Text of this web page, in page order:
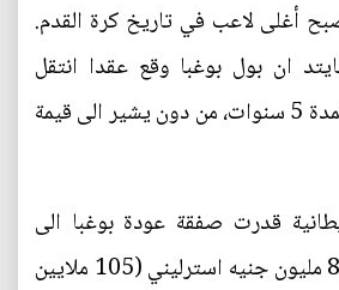
أغلى لاعب في تاريخ كرة القدم.
ان بول بوغبا وقع عقدا انتقل
بموجبه الى صفوفه لمدة 5 سنوات، من دون يشير الى قيمة
قدرت صفقة عودة بوغبا الى
ناديه السابق بنحو 89 مليون جنيه استرليني (105 ملايين